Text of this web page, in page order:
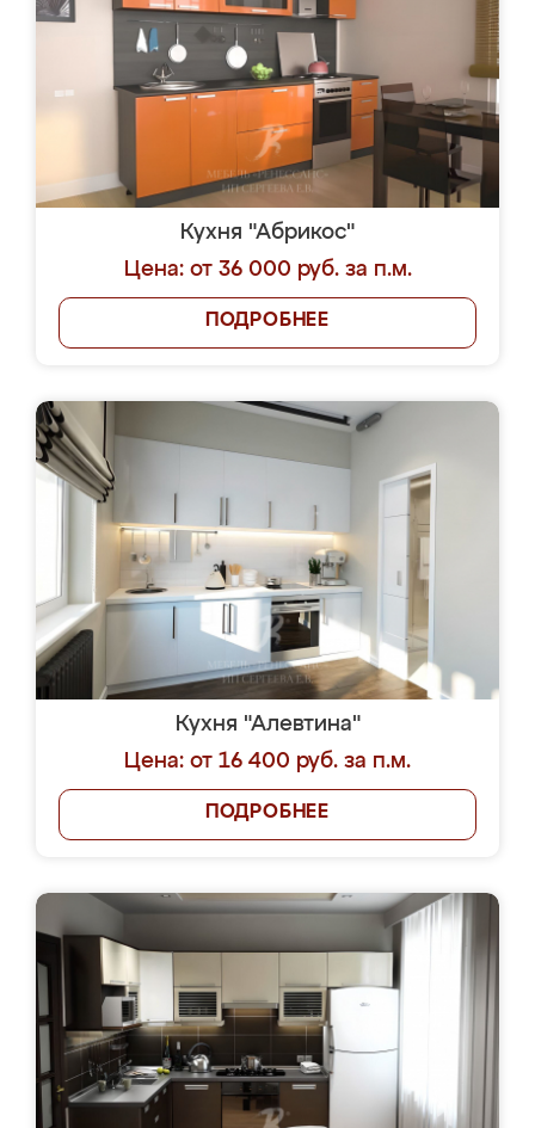
Кухня "Абрикос"
Цена: от 36 000 руб. за п.м.
ПОДРОБНЕЕ
Кухня "Алевтина"
Цена: от 16 400 руб. за п.м.
ПОДРОБНЕЕ